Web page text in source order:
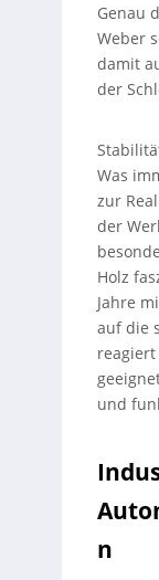
Genau
Weber
damit
der
Was
zur
der
Holz
Jahre
auf die
und
n